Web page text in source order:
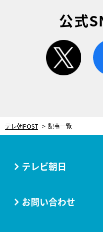
公式
テレ朝POST 記事一覧
テレビ朝日
お問い合わせ